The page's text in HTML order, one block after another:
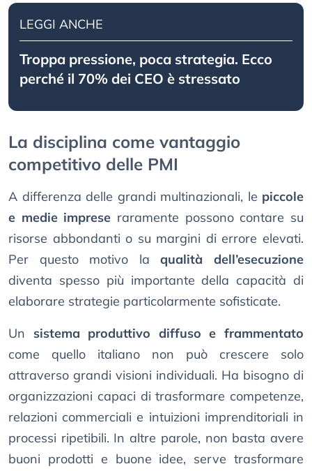
LEGGI ANCHE
Troppa pressione, poca strategia. Ecco
perché il 70% dei CEO è stressato
La disciplina come vantaggio
competitivo delle PMI
A differenza delle grandi multinazionali, le piccole
e medie imprese raramente possono contare su
risorse abbondanti o su margini di errore elevati.
Per questo motivo laqualità dell’esecuzione
diventa spesso più importante della capacità di
elaborare strategie particolarmente sofisticate.
Un sistema produttivo diffuso e frammentato
come quello italiano non può crescere solo
attraverso grandi visioni individuali. Ha bisogno di
organizzazioni capaci di trasformare competenze,
relazioni commerciali e intuizioni imprenditoriali in
processi ripetibili. In altre parole, non basta avere
buoni prodotti e buone idee, serve trasformare